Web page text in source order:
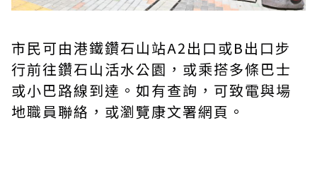
市民可由港鐵鑽石山站A2出口或B出口步
行前往鑽石山活水公園，或乘搭多條巴士
或小巴路線到達。如有查詢，可致電與場
地職員聯絡，或瀏覽康文署網頁。